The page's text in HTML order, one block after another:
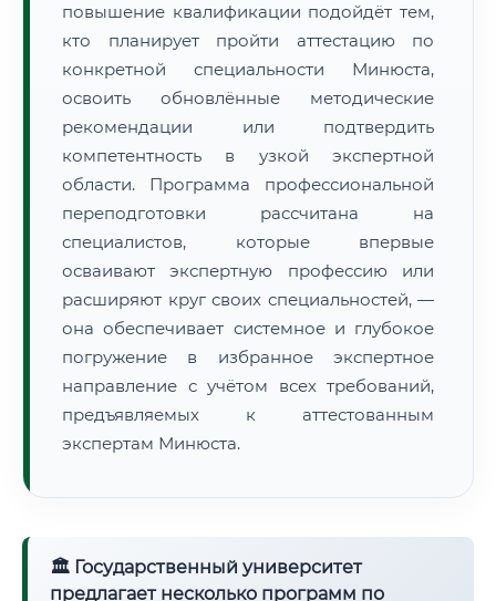
повышение квалификации подойдёт тем,
кто планирует пройти аттестацию по
конкретной специальности Минюста,
освоить обновлённые методические
рекомендации или подтвердить
компетентность в узкой экспертной
области. Программа профессиональной
переподготовки рассчитана на
специалистов, которые впервые
осваивают экспертную профессию или
расширяют круг своих специальностей, —
она обеспечивает системное и глубокое
погружение в избранное экспертное
направление с учётом всех требований,
предъявляемых к аттестованным
экспертам Минюста.
🏛 Государственный университет
предлагает несколько программ по